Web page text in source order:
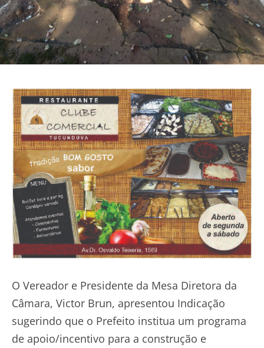
O Vereador e Presidente da Mesa Diretora da
Câmara, Victor Brun, apresentou Indicação
sugerindo que o Prefeito institua um programa
de apoio/incentivo para a construção e